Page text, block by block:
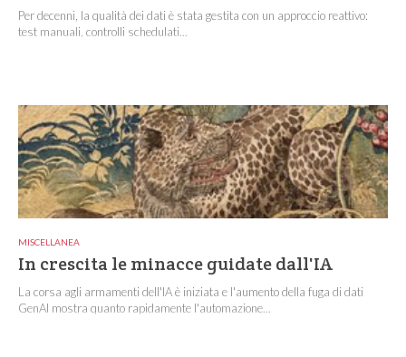
Per decenni, la qualità dei dati è stata gestita con un approccio reattivo:
test manuali, controlli schedulati...
MISCELLANEA
In crescita le minacce guidate dall'IA
La corsa agli armamenti dell'IA è iniziata e l'aumento della fuga di dati
GenAI mostra quanto rapidamente l'automazione...